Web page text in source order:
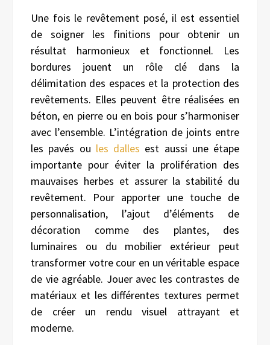
Une fois le revêtement posé, il est essentiel
de soigner les finitions pour obtenir un
résultat harmonieux et fonctionnel. Les
bordures jouent un rôle clé dans la
délimitation des espaces et la protection des
revêtements. Elles peuvent être réalisées en
béton, en pierre ou en bois pour s’harmoniser
avec l’ensemble. L’intégration de joints entre
les pavés ou les dalles est aussi une étape
importante pour éviter la prolifération des
mauvaises herbes et assurer la stabilité du
revêtement. Pour apporter une touche de
personnalisation, l’ajout d’éléments de
décoration comme des plantes, des
luminaires ou du mobilier extérieur peut
transformer votre cour en un véritable espace
de vie agréable. Jouer avec les contrastes de
matériaux et les différentes textures permet
de créer un rendu visuel attrayant et
moderne.